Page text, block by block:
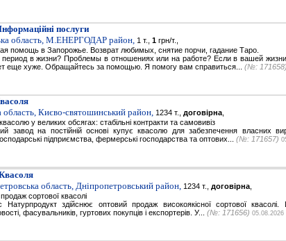
послуги
область, М.ЕНЕРГОДАР район, 1 т., 1 грн/т.,
помощь в Запорожье. Возврат любимых, снятие порчи, гадание Таро.
в жизни? Проблемы в отношениях или на работе? Если в вашей
еще хуже. Обращайтесь за помощью. Я помогу вам справиться... (№: 171658)
область, Києво-святошинський район, 1234 т., договірна
у великих обсягах: стабільні контракти та самовивіз
завод на постійній основі купує квасолю для забезпечення власних
підприємства, фермерські господарства та оптових... (№: 171657)
область, Дніпропетровський район, 1234 т., договірна
сортової квасолі
здійснює оптовий продаж високоякісної сортової
фасувальників, гуртових покупців і експортерів. У... (№: 171656) 05.08.2026